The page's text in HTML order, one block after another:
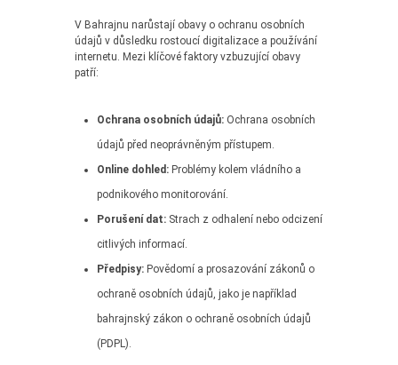
V Bahrajnu narůstají obavy o ochranu osobních
údajů v důsledku rostoucí digitalizace a používání
internetu. Mezi klíčové faktory vzbuzující obavy
patří:
Ochrana osobních údajů: Ochrana osobních
údajů před neoprávněným přístupem.
Online dohled: Problémy kolem vládního a
podnikového monitorování.
Porušení dat: Strach z odhalení nebo odcizení
citlivých informací.
Předpisy: Povědomí a prosazování zákonů o
ochraně osobních údajů, jako je například
bahrajnský zákon o ochraně osobních údajů
(PDPL).